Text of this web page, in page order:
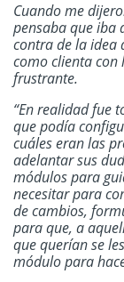
Cuando me
pensaba que iba
contra de la idea
como clienta con
frustrante.
“En realidad fue
que podía
cuáles eran las
adelantar sus
módulos para
necesitar para
de cambios,
para que, a
que querían se
módulo para